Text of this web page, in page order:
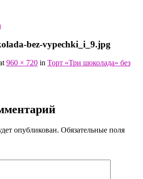
bez-vypechki_i_9.jpg
960 × 720 in Торт «Три шоколада» без
опубликован. Обязательные поля